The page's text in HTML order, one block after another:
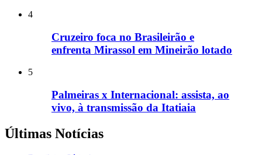
4
Cruzeiro foca no Brasileirão e
enfrenta Mirassol em Mineirão lotado
5
Palmeiras x Internacional: assista, ao
vivo, à transmissão da Itatiaia
Últimas Notícias